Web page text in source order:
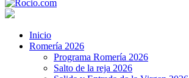
Inicio
Romería 2026
Programa Romería 2026
Salto de la reja 2026